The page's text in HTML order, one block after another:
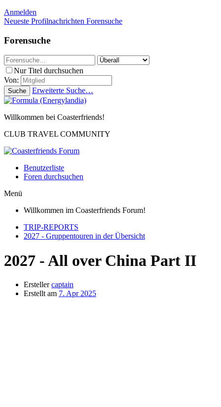
Anmelden
Neueste Profilnachrichten Forensuche
Forensuche
Nur Titel durchsuchen
Von:
Suche Erweiterte Suche…
Willkommen bei Coasterfriends!
CLUB TRAVEL COMMUNITY
Benutzerliste
Foren durchsuchen
Menü
Willkommen im Coasterfriends Forum!
TRIP-REPORTS
2027 - Gruppentouren in der Übersicht
2027 - All over China Part II
Ersteller captain
Erstellt am 7. Apr 2025